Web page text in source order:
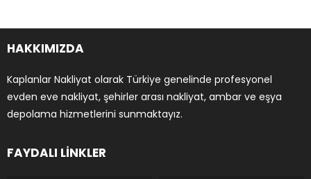
HAKKIMIZDA
Kaplanlar Nakliyat olarak Türkiye genelinde profesyonel
evden eve nakliyat, şehirler arası nakliyat, ambar ve eşya
depolama hizmetlerini sunmaktayız.
FAYDALI LİNKLER